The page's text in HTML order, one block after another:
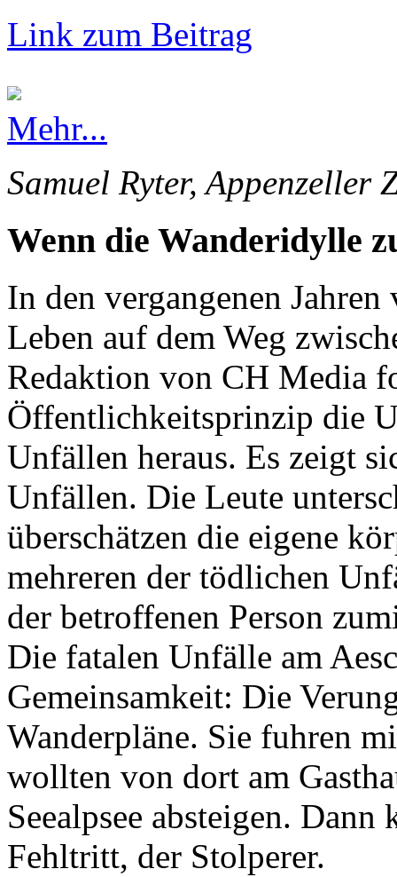
Link zum Beitrag
Mehr...
Samuel Ryter, Appenzeller
Wenn die Wanderidylle
In den vergangenen
Leben auf dem Weg
Redaktion von CH Media
Öffentlichkeitsprinzip die
Unfällen heraus. Es zeigt
Unfällen. Die Leute
überschätzen die eigene
mehreren der tödlichen
der betroffenen Person
Die fatalen Unfälle am
Gemeinsamkeit: Die
Wanderpläne. Sie fuhren
wollten von dort am
Seealpsee absteigen.
Fehltritt, der Stolperer.